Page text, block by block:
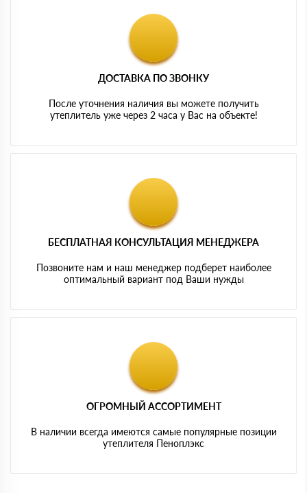
ДОСТАВКА ПО ЗВОНКУ
После уточнения наличия вы можете получить
утеплитель уже через 2 часа у Вас на объекте!
БЕСПЛАТНАЯ КОНСУЛЬТАЦИЯ МЕНЕДЖЕРА
Позвоните нам и наш менеджер подберет наиболее
оптимальный вариант под Ваши нужды
ОГРОМНЫЙ АССОРТИМЕНТ
В наличии всегда имеются самые популярные позиции
утеплителя Пеноплэкс